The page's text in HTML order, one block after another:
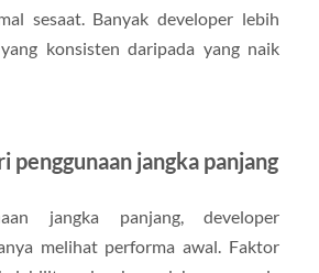
sesaat. Banyak developer lebih
konsisten daripada yang naik
penggunaan jangka panjang
jangka panjang, developer
melihat performa awal. Faktor